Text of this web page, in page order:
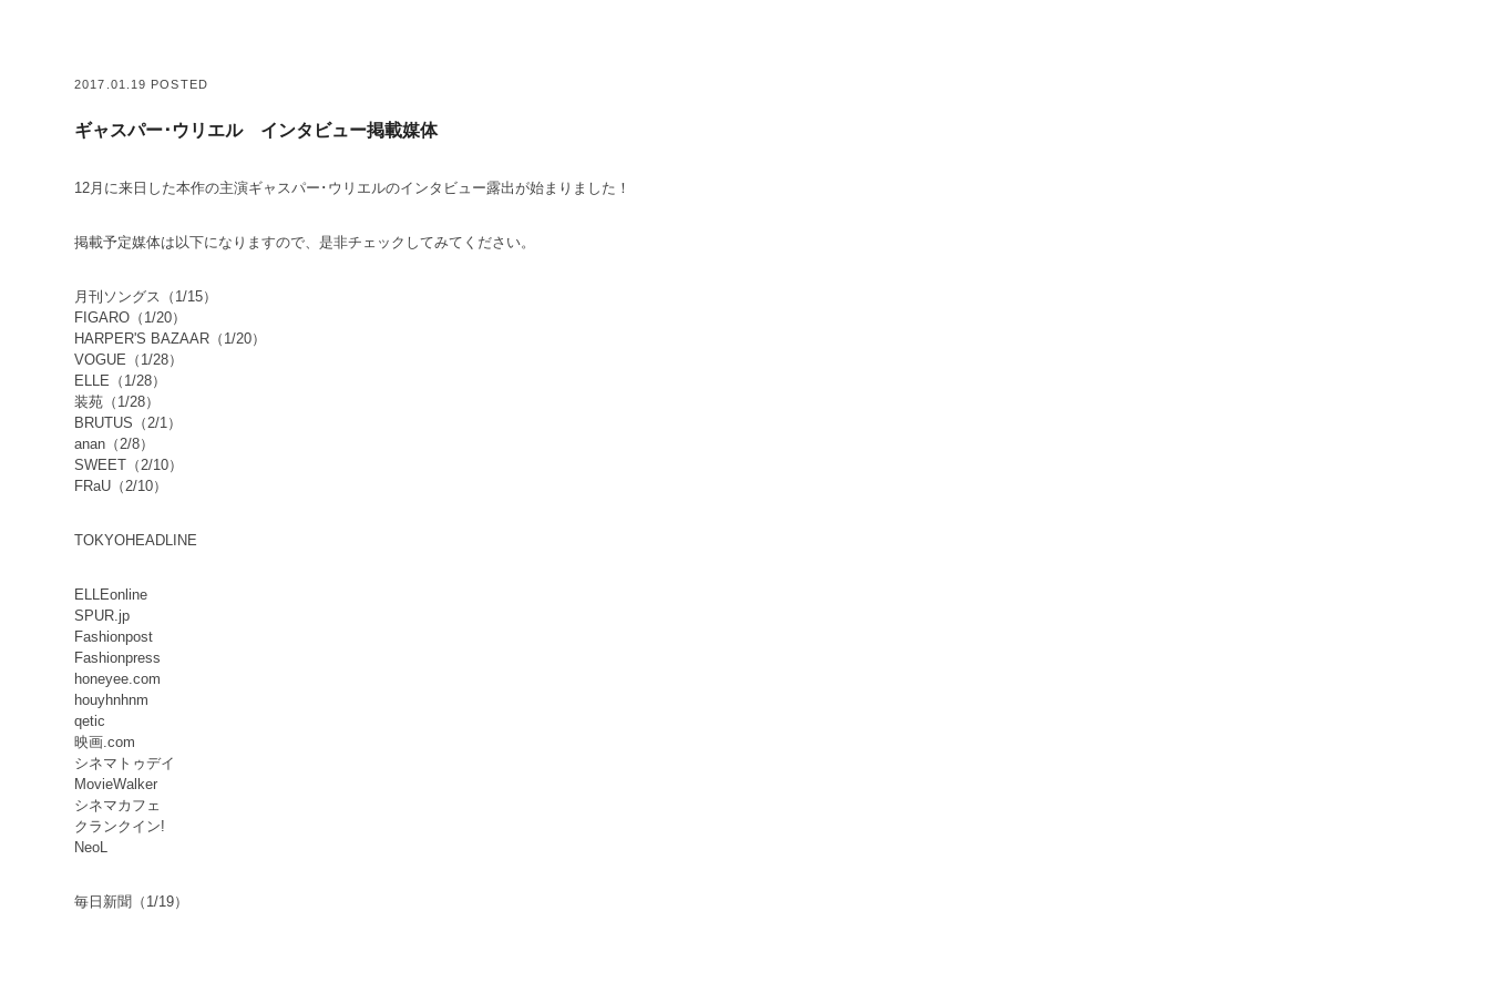
2017.01.19 POSTED
ギャスパー･ウリエル インタビュー掲載媒体
12月に来日した本作の主演ギャスパー･ウリエルのインタビュー露出が始まりました！
掲載予定媒体は以下になりますので、是非チェックしてみてください。
月刊ソングス（1/15）
FIGARO（1/20）
HARPER'S BAZAAR（1/20）
VOGUE（1/28）
ELLE（1/28）
装苑（1/28）
BRUTUS（2/1）
anan（2/8）
SWEET（2/10）
FRaU（2/10）
TOKYOHEADLINE
ELLEonline
SPUR.jp
Fashionpost
Fashionpress
honeyee.com
houyhnhnm
qetic
映画.com
シネマトゥデイ
MovieWalker
シネマカフェ
クランクイン!
NeoL
毎日新聞（1/19）